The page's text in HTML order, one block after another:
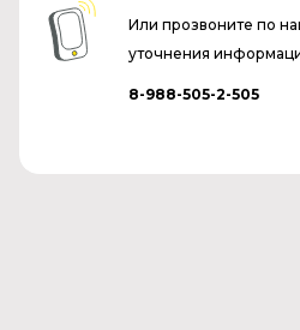
Или прозвоните по
уточнения
8-988-505-2-505